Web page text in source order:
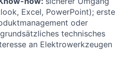
Excel, PowerPoint); erste
oder
technisches
an Elektrowerkzeugen